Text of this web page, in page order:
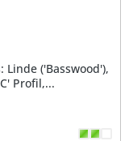
('Basswood'),
Profil,...